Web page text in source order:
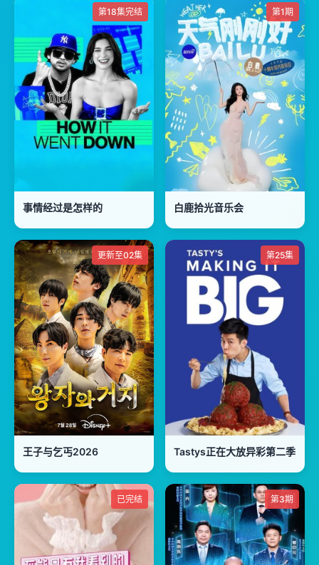
第18集完结
事情经过是怎样的
第1期
白鹿拾光音乐会
更新至02集
王子与乞丐2026
第25集
Tastys正在大放异彩第二季
已完结 第3期